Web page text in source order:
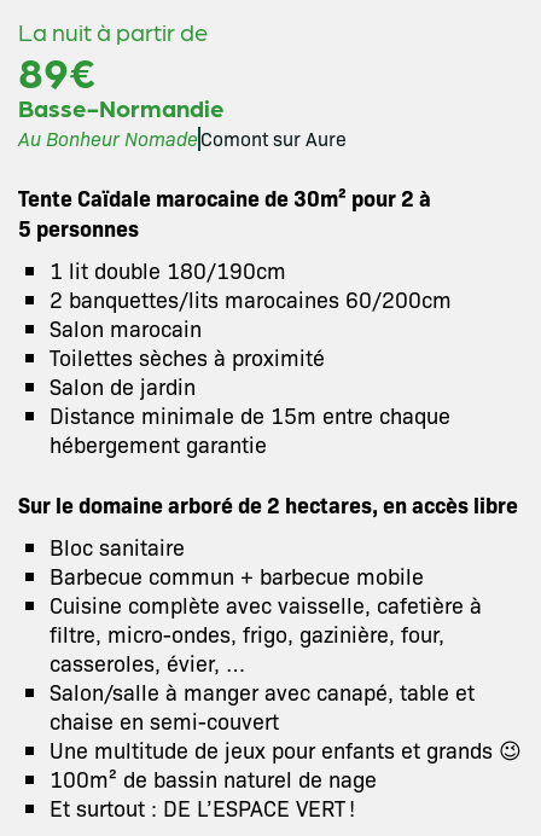
La nuit à partir de
89€
Basse-Normandie
Au Bonheur NomadeComont sur Aure
Tente Caïdale marocaine de 30m² pour 2 à
5 personnes
1 lit double 180/190cm
2 banquettes/lits marocaines 60/200cm
Salon marocain
Toilettes sèches à proximité
Salon de jardin
Distance minimale de 15m entre chaque
hébergement garantie
Sur le domaine arboré de 2 hectares, en accès libre
Bloc sanitaire
Barbecue commun + barbecue mobile
Cuisine complète avec vaisselle, cafetière à
filtre, micro-ondes, frigo, gazinière, four,
casseroles, évier, …
Salon/salle à manger avec canapé, table et
chaise en semi-couvert
Une multitude de jeux pour enfants et grands 😉
100m² de bassin naturel de nage
Et surtout : DE L’ESPACE VERT !